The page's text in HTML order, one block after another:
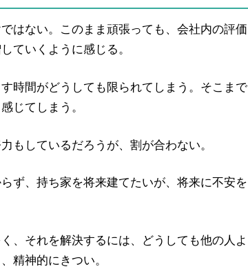
はない。このまま頑張っても、会社内の評価
ていくように感じる。
時間がどうしても限られてしまう。そこまで
じてしまう。
もしているだろうが、割が合わない。
ず、持ち家を将来建てたいが、将来に不安を
、それを解決するには、どうしても他の人よ
精神的にきつい。